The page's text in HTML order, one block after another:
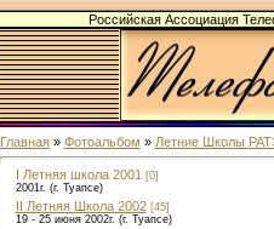
Российская Ассоциация
Главная» Фотоальбом » Летние Школы
I Летняя школа 2001 [0]
2001г. (г. Туапсе)
II Летняя Школа 2002 [45]
19 - 25 июня 2002г. (г. Туапсе)